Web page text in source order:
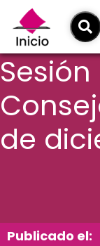
de
Publicado el: